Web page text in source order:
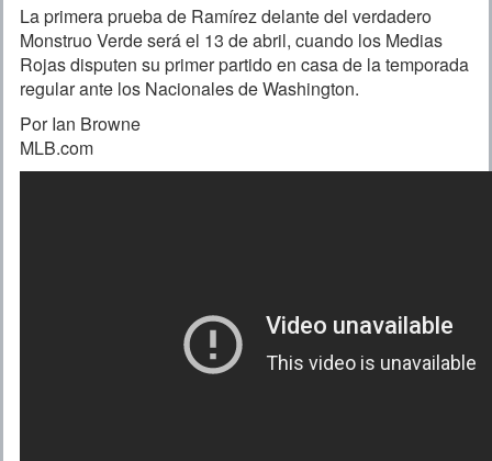
La primera prueba de Ramírez delante del verdadero
Monstruo Verde será el 13 de abril, cuando los Medias
Rojas disputen su primer partido en casa de la temporada
regular ante los Nacionales de Washington.
Por Ian Browne
MLB.com